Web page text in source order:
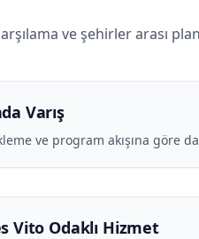
ve şehirler arası
Varış
ve program akışına göre
Vito Odaklı Hizmet